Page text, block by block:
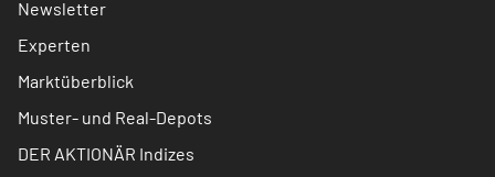
Newsletter
Experten
Marktüberblick
Muster- und Real-Depots
DER AKTIONÄR Indizes